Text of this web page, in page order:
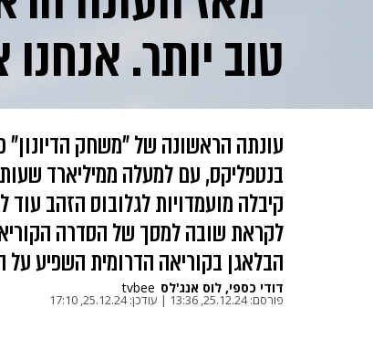
טוב יותר.
עונתה הראשונה של "משחק הדיונון"
בנטפליקס, עם למעלה ממיליארד
קיבלה מועמדויות לגלובוס הזהב
לקראת שובה למסך של הסדרה
הבלאגן בקוריאה הדרומית השפיע
דודי כספי, לוס אנג'לס tvbee
פורסם:25.12.24, 13:36
| עודכן:25.12.24, 17:10